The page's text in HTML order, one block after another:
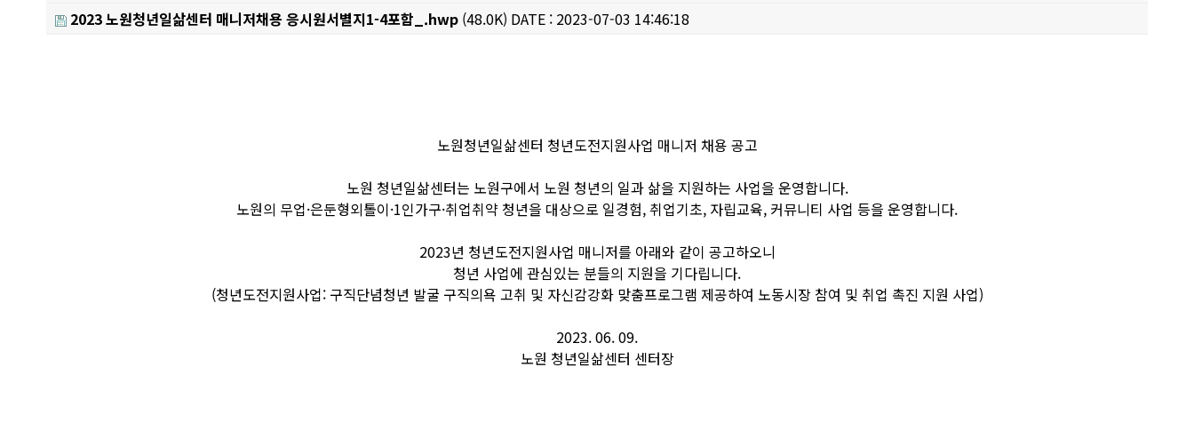
2023 노원청년일삶센터 매니저채용 응시원서별지1-4포함_.hwp (48.0K) DATE : 2023-07-03 14:46:18
노원청년일삶센터 청년도전지원사업 매니저 채용 공고
노원 청년일삶센터는 노원구에서 노원 청년의 일과 삶을 지원하는 사업을 운영합니다.
노원의 무업·은둔형외톨이·1인가구·취업취약 청년을 대상으로 일경험, 취업기초, 자립교육, 커뮤니티 사업 등을 운영합니다.
2023년 청년도전지원사업 매니저를 아래와 같이 공고하오니
청년 사업에 관심있는 분들의 지원을 기다립니다.
(청년도전지원사업: 구직단념청년 발굴 구직의욕 고취 및 자신감강화 맞춤프로그램 제공하여 노동시장 참여 및 취업 촉진 지원 사업)
2023. 06. 09.
노원 청년일삶센터 센터장